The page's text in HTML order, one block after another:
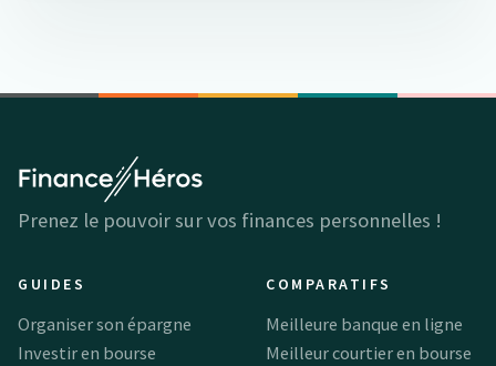
Prenez le pouvoir sur vos finances personnelles !
GUIDES
Organiser son épargne
Investir en bourse
COMPARATIFS
Meilleure banque en ligne
Meilleur courtier en bourse